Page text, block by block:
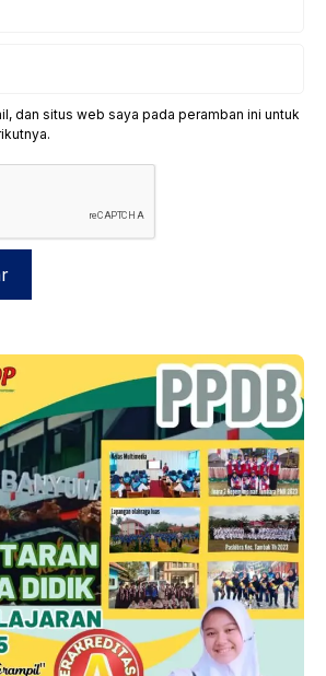
dan situs web saya pada peramban ini untuk